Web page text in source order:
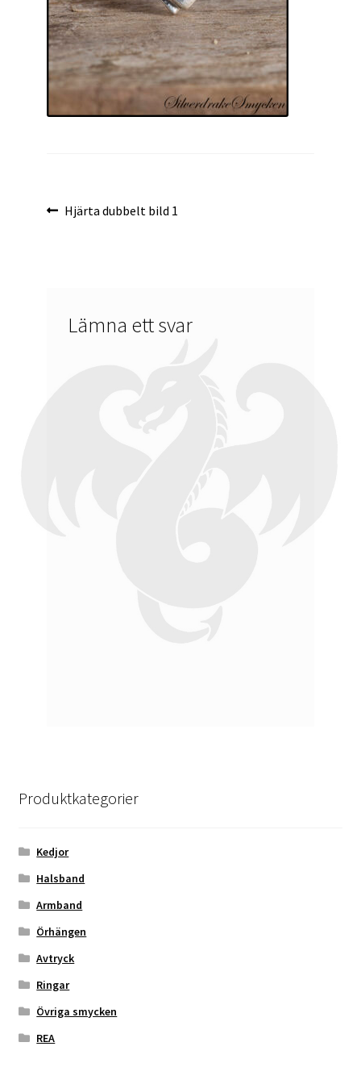
Inläggsnavigering
Föregående
Hjärta dubbelt bild 1
Lämna ett svar
Produktkategorier
Kedjor
Halsband
Armband
Örhängen
Avtryck
Ringar
Övriga smycken
REA